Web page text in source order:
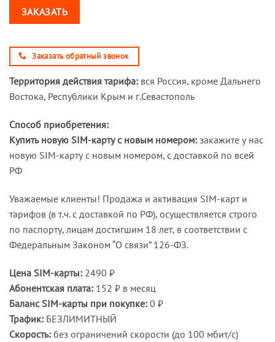
ЗАКАЗАТЬ
Заказать обратный звонок
Территория действия тарифа: вся Россия, кроме Дальнего
Востока, Республики Крым и г.Севастополь
Способ приобретения:
Купить новую SIM-карту с новым номером: закажите у нас
новую SIM-карту с новым номером, с доставкой по всей
РФ
Уважаемые клиенты! Продажа и активация SIM-карт и
тарифов (в т.ч. с доставкой по РФ), осуществляется строго
по паспорту, лицам достигшим 18 лет, в соответствии с
Федеральным Законом “О связи” 126-ФЗ.
Цена SIM-карты: 2490 ₽
Абонентская плата: 152 ₽ в месяц
Баланс SIM-карты при покупке: 0 ₽
Трафик: БЕЗЛИМИТНЫЙ
Скорость: без ограничений скорости (до 100 мбит/с)